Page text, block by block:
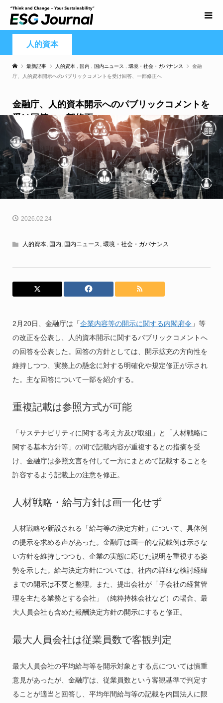
人的資本
最新記事 人的資本 国内 国内ニュース 環境・社会・ガバナンス
金融
庁、人的資本開示へのパブリックコメントを受け回答、一部修正へ
金融庁、人的資本開示へのパブリックコメントを
受け回答、一部修正へ
2026.02.24
人的資本, 国内, 国内ニュース, 環境・社会・ガバナンス
2月20日、金融庁は「企業内容等の開示に関する内閣府令」等
の改正を公表し、人的資本開示に関するパブリックコメントへ
の回答を公表した。回答の方針としては、開示拡充の方向性を
維持しつつ、実務上の懸念に対する明確化や規定修正が示され
た。主な回答について一部を紹介する。
重複記載は参照方式が可能
「サステナビリティに関する考え方及び取組」と「人材戦略に
関する基本方針等」の間で記載内容が重複するとの指摘を受
け、金融庁は参照文言を付して一方にまとめて記載することを
許容するよう記載上の注意を修正。
人材戦略・給与方針は画一化せず
人材戦略や新設される「給与等の決定方針」について、具体例
の提示を求める声があった。金融庁は画一的な記載例は示さな
い方針を維持しつつも、企業の実態に応じた説明を重視する姿
勢を示した。給与決定方針については、社内の詳細な検討経緯
までの開示は不要と整理。また、提出会社が「子会社の経営管
理を主たる業務とする会社」（純粋持株会社など）の場合、最
大人員会社も含めた報酬決定方針の開示にすると修正。
最大人員会社は従業員数で客観判定
最大人員会社の平均給与等を開示対象とする点については慎重
意見があったが、金融庁は、従業員数という客観基準で判定す
ることが適当と回答し、平均年間給与等の記載を内国法人に限